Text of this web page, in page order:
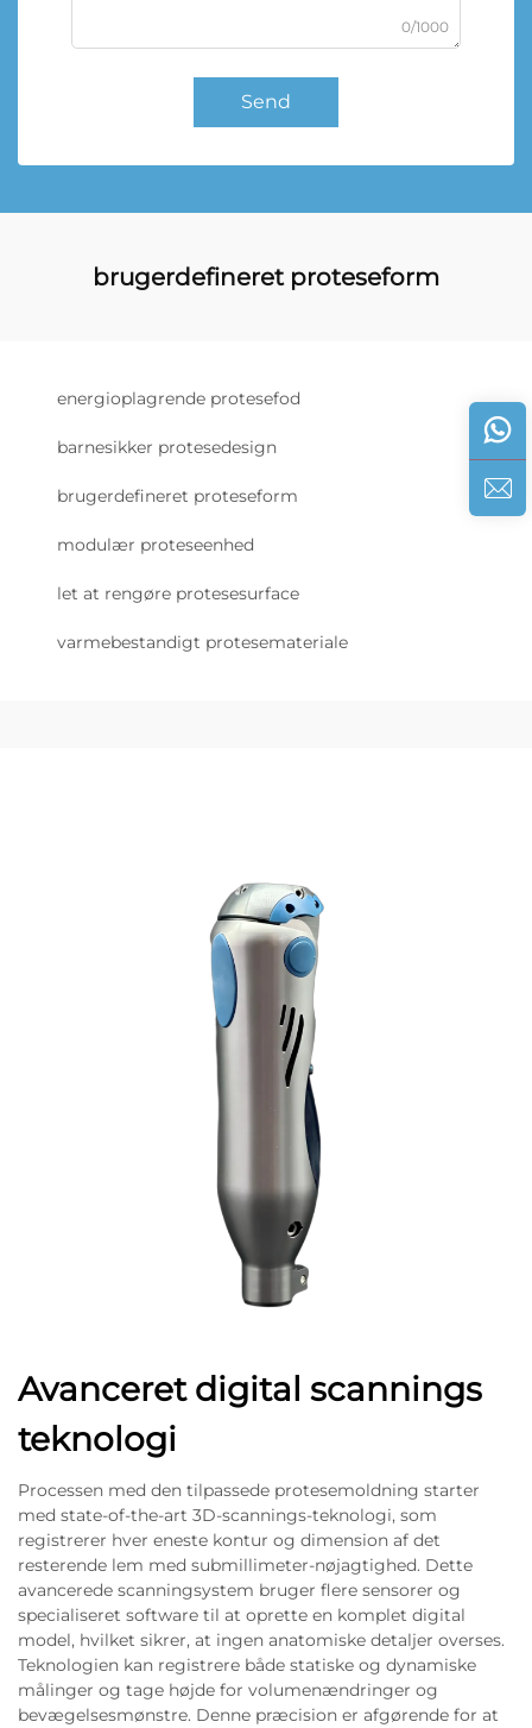
0/1000
Send
brugerdefineret proteseform
energioplagrende protesefod
barnesikker protesedesign
brugerdefineret proteseform
modulær proteseenhed
let at rengøre protesesurface
varmebestandigt protesemateriale
Avanceret digital scannings
teknologi
Processen med den tilpassede protesemoldning starter
med state-of-the-art 3D-scannings-teknologi, som
registrerer hver eneste kontur og dimension af det
resterende lem med submillimeter-nøjagtighed. Dette
avancerede scanningsystem bruger flere sensorer og
specialiseret software til at oprette en komplet digital
model, hvilket sikrer, at ingen anatomiske detaljer overses.
Teknologien kan registrere både statiske og dynamiske
målinger og tage højde for volumenændringer og
bevægelsesmønstre. Denne præcision er afgørende for at